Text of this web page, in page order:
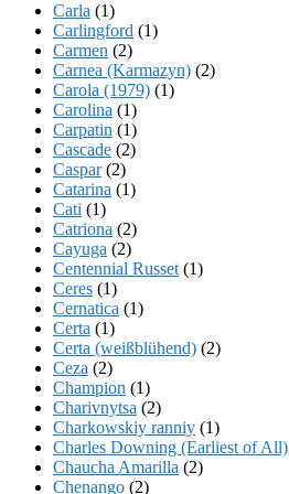
Carla (1)
Carlingford (1)
Carmen (2)
Carnea (Karmazyn) (2)
Carola (1979) (1)
Carolina (1)
Carpatin (1)
Cascade (2)
Caspar(2)
Catarina (1)
Cati (1)
Catriona (2)
Cayuga (2)
Centennial Russet (1)
Ceres (1)
Cernatica (1)
Certa (1)
Certa (weißblühend) (2)
Ceza (2)
Champion (1)
Charivnytsa (2)
Charkowskiy ranniy (1)
Charles Downing (Earliest of All)
Chaucha Amarilla (2)
Chenango (2)